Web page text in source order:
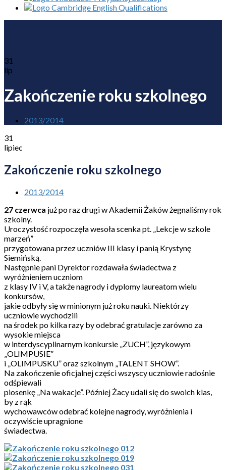
31
lip
Zakończenie roku szkolnego
2013/2014
31
lipiec
Zakończenie roku szkolnego
2013/2014
27 czerwca już po raz drugi w Akademii Żaków żegnaliśmy rok
szkolny.
Uroczystość rozpoczęła wesoła scenka pt. „Lekcje w szkole
marzeń”
przygotowana przez uczniów III klasy i panią Krystynę
Siemińską.
Następnie pani Dyrektor rozdawała świadectwa z
wyróżnieniem uczniom
z klasy IV i V, a także nagrody i dyplomy laureatom wielu
konkursów,
jakie odbyły się w minionym już roku nauki. Niektórzy
uczniowie wychodzili
na środek po kilka razy by odebrać gratulacje zarówno za
wysokie miejsca
w interdyscyplinarnym konkursie „ZUCH”, językowym
„OLIMPUSIE”
i „OLIMPUSKU” oraz szkolnym „TALENT SHOW”.
Na zakończenie oficjalnej części wszyscy uczniowie radośnie
odśpiewali
piosenkę „Na wakacje”. Później Żacy udali się do swoich klas,
by z rąk
wychowawców odebrać kolejne nagrody, wyróżnienia i
oczywiście upragnione
świadectwa.